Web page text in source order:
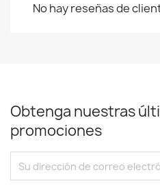
No hay reseñas de
Obtenga nuestras
promociones